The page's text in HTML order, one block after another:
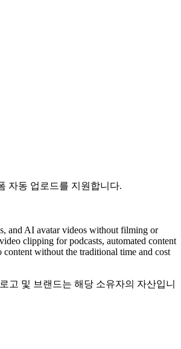
자동 업로드를 지원합니다.
and AI avatar videos without filming or
clipping for podcasts, automated content
without the traditional time and cost
고 및 브랜드는 해당 소유자의 자산입니